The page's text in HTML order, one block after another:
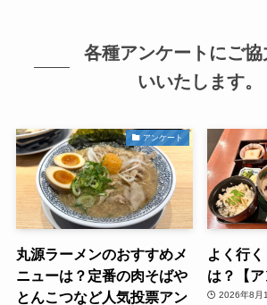
各種アンケートにご協
いいたします。
アンケート
丸源ラーメンのおすすめメ
ニューは？定番の肉そばや
とんこつなど人気投票アン
よく行く
は？【ア
2026年8月